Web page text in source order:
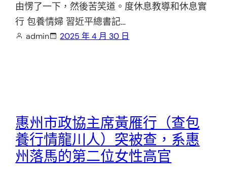
由愣了一下，然後苦笑道。度休息教導和休息實
行 包養情婦 習近平總書記…
admin 2025 年 4 月 30 日
惠州市政協主席黃雁行（查包
養行情龍川人）突被查，系惠
州落馬的第二位女性高官